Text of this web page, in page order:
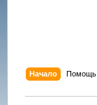
Начало Помощь